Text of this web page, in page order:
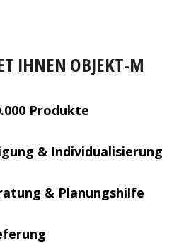
IHNEN OBJEKT-M
Produkte
& Individualisierung
& Planungshilfe